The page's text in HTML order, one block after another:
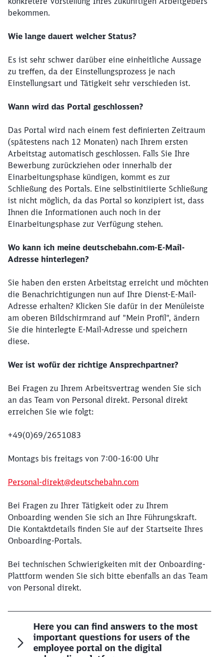
bekommen.
Wie lange dauert welcher Status?
Es ist sehr schwer darüber eine einheitliche Aussage
zu treffen, da der Einstellungsprozess je nach
Einstellungsart und Tätigkeit sehr verschieden ist.
Wann wird das Portal geschlossen?
Das Portal wird nach einem fest definierten Zeitraum
(spätestens nach 12 Monaten) nach Ihrem ersten
Arbeitstag automatisch geschlossen. Falls Sie Ihre
Bewerbung zurückziehen oder innerhalb der
Einarbeitungsphase kündigen, kommt es zur
Schließung des Portals. Eine selbstinitiierte Schließung
ist nicht möglich, da das Portal so konzipiert ist, dass
Ihnen die Informationen auch noch in der
Einarbeitungsphase zur Verfügung stehen.
Wo kann ich meine deutschebahn.com-E-Mail-
Adresse hinterlegen?
Sie haben den ersten Arbeitstag erreicht und möchten
die Benachrichtigungen nun auf Ihre Dienst-E-Mail-
Adresse erhalten? Klicken Sie dafür in der Menüleiste
am oberen Bildschirmrand auf "Mein Profil", ändern
Sie die hinterlegte E-Mail-Adresse und speichern
diese.
Wer ist wofür der richtige Ansprechpartner?
Bei Fragen zu Ihrem Arbeitsvertrag wenden Sie sich
an das Team von Personal direkt. Personal direkt
erreichen Sie wie folgt:
+49(0)69/2651083
Montags bis freitags von 7:00-16:00 Uhr
Personal-direkt@deutschebahn.com
Bei Fragen zu Ihrer Tätigkeit oder zu Ihrem
Onboarding wenden Sie sich an Ihre Führungskraft.
Die Kontaktdetails finden Sie auf der Startseite Ihres
Onboarding-Portals.
Bei technischen Schwierigkeiten mit der Onboarding-
Plattform wenden Sie sich bitte ebenfalls an das Team
von Personal direkt.
Here you can find answers to the most
important questions for users of the
employee portal on the digital